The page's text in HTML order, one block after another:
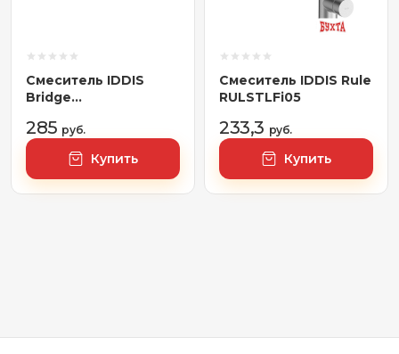
Смеситель IDDIS
Bridge
285 руб.
Купить
Смеситель IDDIS Rule
RULSTLFi05
233,3 руб.
Купить